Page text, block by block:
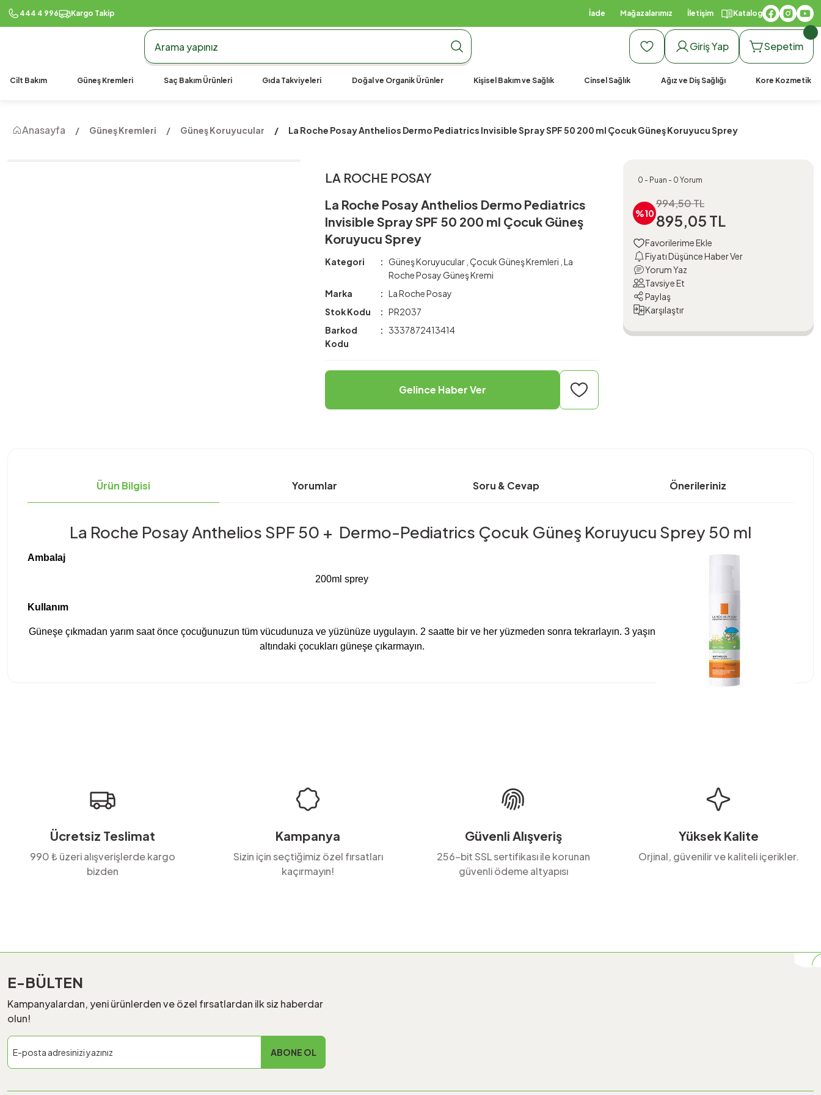
444 4 996 Kargo Takip
990 TL Üzeri Ücretsiz Kargo990 TL Üzeri Ücretsiz Kargo
İade Mağazalarımız İletişim Katalog
Giriş Yap Sepetim
Cilt Bakım Güneş Kremleri Saç Bakım Ürünleri Gıda Takviyeleri Doğal ve Organik Ürünler Kişisel Bakım ve Sağlık Cinsel Sağlık Ağız ve Diş Sağlığı Kore Kozmetik
Anasayfa Güneş Kremleri Güneş Koruyucular La Roche Posay Anthelios Dermo Pediatrics Invisible Spray SPF 50 200 ml Çocuk Güneş Koruyucu Sprey
LA ROCHE POSAY
La Roche Posay Anthelios Dermo Pediatrics
Invisible Spray SPF 50 200 ml Çocuk Güneş
Koruyucu Sprey
Kategori Güneş Koruyucular Çocuk Güneş Kremleri La
Roche Posay Güneş Kremi
Marka
La Roche Posay
Stok Kodu
PR2037
Barkod
Kodu
3337872413414
Gelince Haber Ver
0 - Puan - 0 Yorum
%10
994,50 TL
895,05 TL
Fiyatı Düşünce Haber Ver
Yorum Yaz
Tavsiye Et
Paylaş
Karşılaştır
Ürün Bilgisi Yorumlar Soru & Cevap Önerileriniz
La Roche Posay Anthelios SPF 50 + Dermo-Pediatrics Çocuk Güneş Koruyucu Sprey 50 ml
Ambalaj
200ml sprey
Kullanım
Güneşe çıkmadan yarım saat önce çocuğunuzun tüm vücudunuza ve yüzünüze uygulayın. 2 saatte bir ve her yüzmeden sonra tekrarlayın. 3 yaşın
altındaki çocukları güneşe çıkarmayın.
Bu ürüne benzer farklı alternatifler olmalı.
Ücretsiz Teslimat
990 ₺ üzeri alışverişlerde kargo
bizden
Kampanya
Sizin için seçtiğimiz özel fırsatları
kaçırmayın!
Güvenli Alışveriş
256-bit SSL sertifikası ile korunan
güvenli ödeme altyapısı
Yüksek Kalite
Orjinal, güvenilir ve kaliteli içerikler.
E-BÜLTEN
Kampanyalardan, yeni ürünlerden ve özel fırsatlardan ilk siz haberdar
olun!
ABONE OL